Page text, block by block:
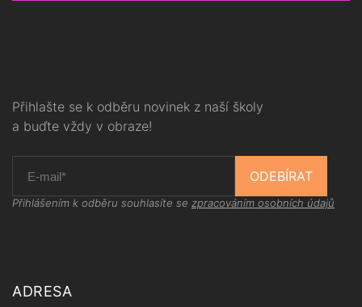
Přihlašte se k odběru novinek z naší školy
a buďte vždy v obraze!
ODEBÍRAT
Přihlášením k odběru souhlasíte se zpracováním osobních údajů
ADRESA